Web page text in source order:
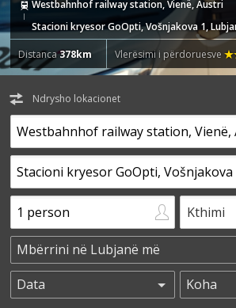
Westbahnhof railway station, Vienë, Austri
Stacioni kryesor GoOpti, Vošnjakova 1,
Distanca378km Vlerësimi i përdoruesve
Ndrysho lokacionet
Kthimi